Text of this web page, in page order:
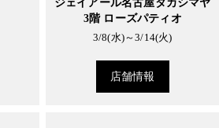
3階 ローズパティオ
3/8(水)～3/14(火)
店舗情報